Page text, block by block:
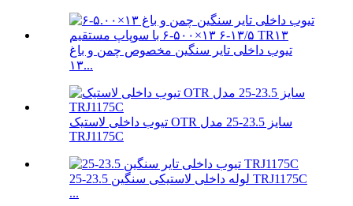
تیوب داخلی تایر سنگین مخصوص چمن و باغ
۱۳...
تیوب داخلی لاستیک OTR سایز 23.5-25 مدل
TRJ1175C
لوله داخلی لاستیکی سنگین 23.5-25 TRJ1175C
...